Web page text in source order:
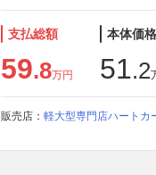
支払総額
59.8万円
本体価格
51.2
販売店： 軽大型専門店ハートカ